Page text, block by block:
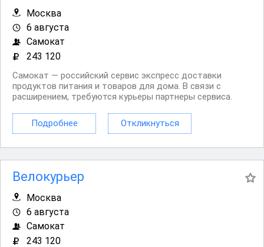
Москва
6 августа
Самокат
243 120
Самокат — российский сервис экспресс доставки
продуктов питания и товаров для дома. В связи с
расширением, требуются курьеры партнеры сервиса.
Доставлять заказы можно на велосипеде, автомобиле
или пешком. Условия: Прозрачный доход без штрафов.
Страховка на время доставок. Зона ожидания...
Подробнее Откликнуться
Велокурьер
Москва
6 августа
Самокат
243 120